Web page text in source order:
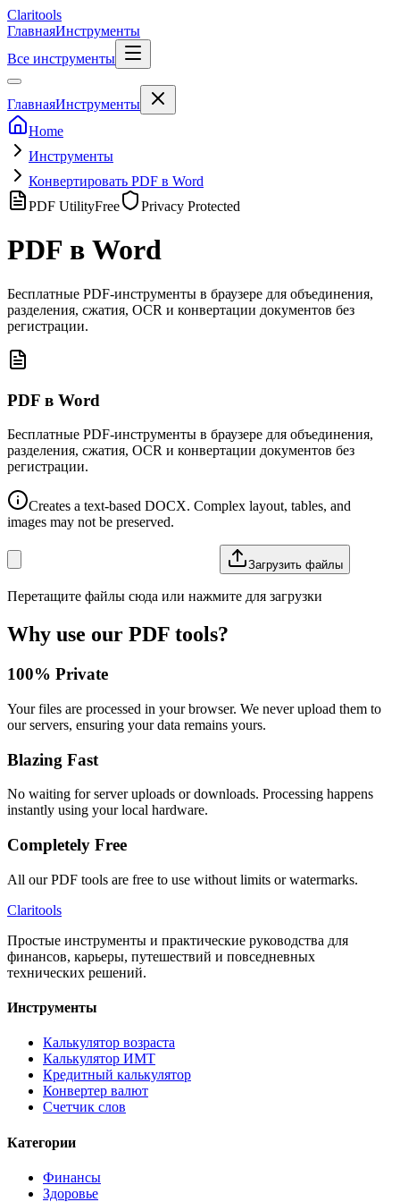
Claritools
ГлавнаяИнструменты
Все инструменты
ГлавнаяИнструменты
Home
Инструменты
Конвертировать PDF в Word
PDF UtilityFree Privacy Protected
PDF в Word
Бесплатные PDF-инструменты в браузере для объединения,
разделения, сжатия, OCR и конвертации документов без
регистрации.
PDF в Word
Бесплатные PDF-инструменты в браузере для объединения,
разделения, сжатия, OCR и конвертации документов без
регистрации.
Creates a text-based DOCX. Complex layout, tables, and
images may not be preserved.
Загрузить файлы
Перетащите файлы сюда или нажмите для загрузки
Why use our PDF tools?
100% Private
Your files are processed in your browser. We never upload them to
our servers, ensuring your data remains yours.
Blazing Fast
No waiting for server uploads or downloads. Processing happens
instantly using your local hardware.
Completely Free
All our PDF tools are free to use without limits or watermarks.
Claritools
Простые инструменты и практические руководства для
финансов, карьеры, путешествий и повседневных
технических решений.
Инструменты
Калькулятор возраста
Калькулятор ИМТ
Кредитный калькулятор
Конвертер валют
Счетчик слов
Категории
Финансы
Здоровье